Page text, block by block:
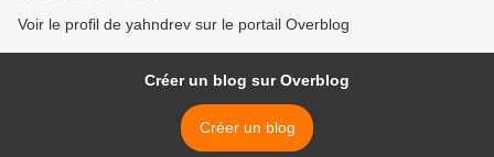
Voir le profil de yahndrev sur le portail Overblog
Créer un blog sur Overblog
Créer un blog